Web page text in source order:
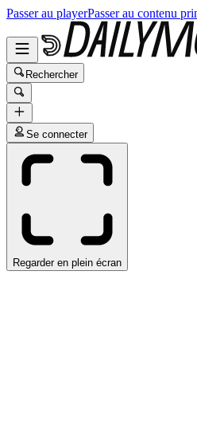
Passer au playerPasser au contenu
Rechercher
Se connecter
Regarder en plein écran